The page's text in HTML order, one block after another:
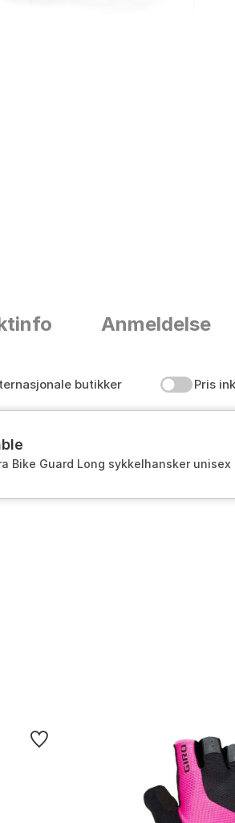
Anmeldelse
butikker Pris
Bike Guard Long sykkelhansker unisex